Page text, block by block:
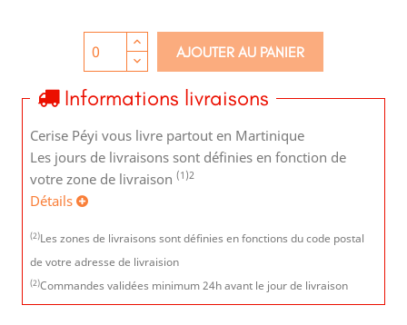
AJOUTER AU PANIER
Informations livraisons
Cerise Péyi vous livre partout en Martinique
Les jours de livraisons sont définies en fonction de
votre zone de livraison (1)2
Détails
(2)Les zones de livraisons sont définies en fonctions du code postal
de votre adresse de livraision
(2)Commandes validées minimum 24h avant le jour de livraison